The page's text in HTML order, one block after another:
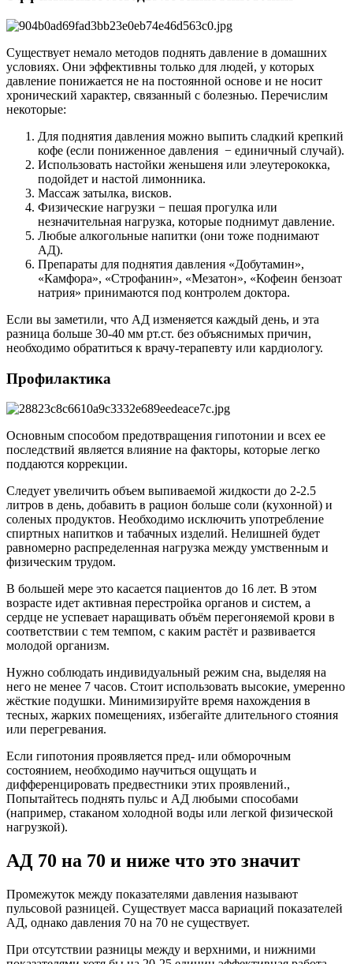
Существует немало методов поднять давление в домашних
условиях. Они эффективны только для людей, у которых
давление понижается не на постоянной основе и не носит
хронический характер, связанный с болезнью. Перечислим
некоторые:
Для поднятия давления можно выпить сладкий крепкий
кофе (если пониженное давления − единичный случай).
Использовать настойки женьшеня или элеутерококка,
подойдет и настой лимонника.
Массаж затылка, висков.
Физические нагрузки − пешая прогулка или
незначительная нагрузка, которые поднимут давление.
Любые алкогольные напитки (они тоже поднимают
АД).
Препараты для поднятия давления «Добутамин»,
«Камфора», «Строфанин», «Мезатон», «Кофеин бензоат
натрия» принимаются под контролем доктора.
Если вы заметили, что АД изменяется каждый день, и эта
разница больше 30-40 мм рт.ст. без объяснимых причин,
необходимо обратиться к врачу-терапевту или кардиологу.
Профилактика
Основным способом предотвращения гипотонии и всех ее
последствий является влияние на факторы, которые легко
поддаются коррекции.
Следует увеличить объем выпиваемой жидкости до 2-2.5
литров в день, добавить в рацион больше соли (кухонной) и
соленых продуктов. Необходимо исключить употребление
спиртных напитков и табачных изделий. Нелишней будет
равномерно распределенная нагрузка между умственным и
физическим трудом.
В большей мере это касается пациентов до 16 лет. В этом
возрасте идет активная перестройка органов и систем, а
сердце не успевает наращивать объём перегоняемой крови в
соответствии с тем темпом, с каким растёт и развивается
молодой организм.
Нужно соблюдать индивидуальный режим сна, выделяя на
него не менее 7 часов. Стоит использовать высокие, умеренно
жёсткие подушки. Минимизируйте время нахождения в
тесных, жарких помещениях, избегайте длительного стояния
или перегревания.
Если гипотония проявляется пред- или обморочным
состоянием, необходимо научиться ощущать и
дифференцировать предвестники этих проявлений.,
Попытайтесь поднять пульс и АД любыми способами
(например, стаканом холодной воды или легкой физической
нагрузкой).
АД 70 на 70 и ниже что это значит
Промежуток между показателями давления называют
пульсовой разницей. Существует масса вариаций показателей
АД, однако давления 70 на 70 не существует.
При отсутствии разницы между и верхними, и нижними